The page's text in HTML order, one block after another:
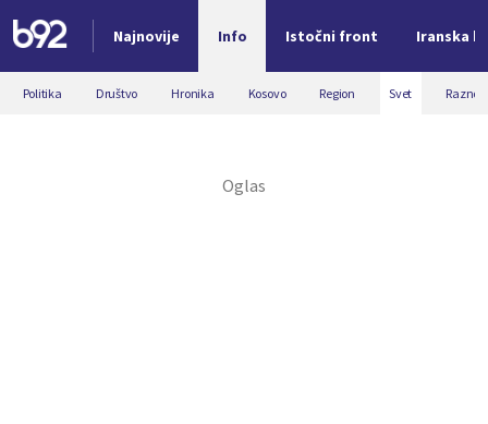
Najnovije Info Istočni front Iranska
Nova vest
Politika Društvo Hronika Kosovo Region Svet Razno